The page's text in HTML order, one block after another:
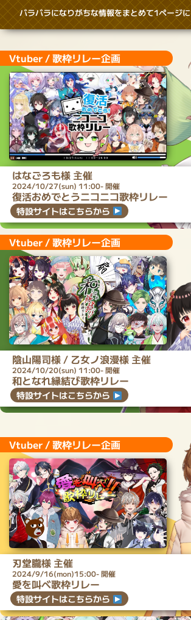
バラバラになりがちな情報をまとめて1ページに
Vtuber / 歌枠リレー企画
はなごろも様 主催
2024/10/27(sun) 11:00- 開催
復活おめでとうニコニコ歌枠リレー
特設サイトはこちらから
Vtuber / 歌枠リレー企画
陰山陽司様 / 乙女ノ浪漫様 主催
2024/10/20(sun) 11:00- 開催
和となれ縁結び歌枠リレー
特設サイトはこちらから
Vtuber / 歌枠リレー企画
刃堂朧様 主催
2024/9/16(mon)15:00- 開催
愛を叫べ歌枠リレー
特設サイトはこちらから